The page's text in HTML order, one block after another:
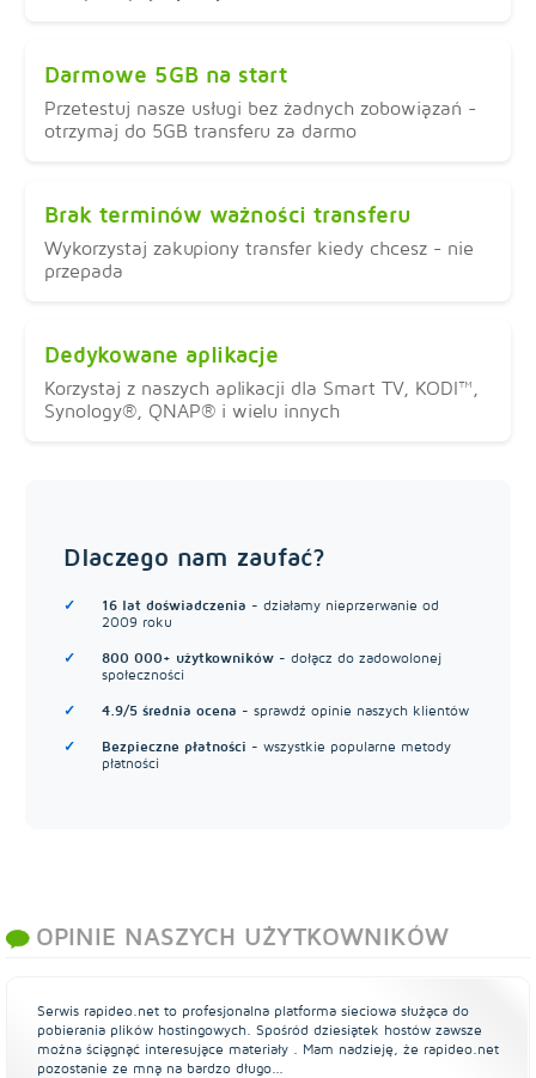
Darmowe 5GB na start
Przetestuj nasze usługi bez żadnych zobowiązań -
otrzymaj do 5GB transferu za darmo
Brak terminów ważności transferu
Wykorzystaj zakupiony transfer kiedy chcesz - nie
przepada
Dedykowane aplikacje
Korzystaj z naszych aplikacji dla Smart TV, KODI™,
Synology®, QNAP® i wielu innych
Dlaczego nam zaufać?
16 lat doświadczenia - działamy nieprzerwanie od
2009 roku
800 000+ użytkowników - dołącz do zadowolonej
społeczności
4.9/5 średnia ocena - sprawdź opinie naszych klientów
Bezpieczne płatności - wszystkie popularne metody
płatności
OPINIE NASZYCH UŻYTKOWNIKÓW
Serwis rapideo.net to profesjonalna platforma sieciowa służąca do
pobierania plików hostingowych. Spośród dziesiątek hostów zawsze
można ściągnąć interesujące materiały . Mam nadzieję, że rapideo.net
pozostanie ze mną na bardzo długo...